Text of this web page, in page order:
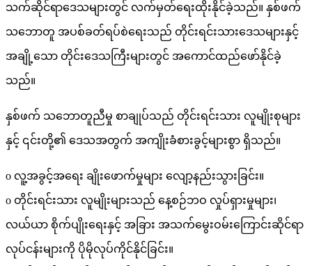
သက်ဆိုင်ရာဒေသများတွင် လက်မှတ်ရေးထိုးနိုင်ခဲ့သည်။ နှစ်ဖက်
သဘောတူ အပစ်ခတ်ရပ်စဲရေးသည် တိုင်းရင်းသားဒေသများနှင့်
အချို့သော တိုင်းဒေသကြီးများတွင် အကောင်ထည်ဖော်နိုင်ခဲ့
သည်။
နှစ်ဖက် သဘောတူညီမှု စာချုပ်သည် တိုင်းရင်းသား လူမျိုးစုများ
နှင့် ၎င်းတို့၏ ဒေသအတွက် အကျိုးခံစားခွင့်များစွာ ရှိသည်။
o လူ့အခွင့်အရေး ချိုးဖောက်မှုများ လျော့နည်းသွားခြင်း။
o တိုင်းရင်းသား လူမျိုးများသည် နေ့စဉ်ဘဝ လှုပ်ရှားမှုများ၊
လယ်ယာ စိုက်ပျိုးရေးနှင့် အခြား အသက်မွေးဝမ်းကြောင်းဆိုင်ရာ
လုပ်ငန်းများကို ပိုမိုလုပ်ကိုင်နိုင်ခြင်း။